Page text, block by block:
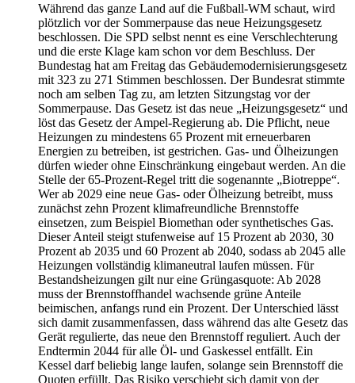
Während das ganze Land auf die Fußball-WM schaut, wird
plötzlich vor der Sommerpause das neue Heizungsgesetz
beschlossen. Die SPD selbst nennt es eine Verschlechterung
und die erste Klage kam schon vor dem Beschluss. Der
Bundestag hat am Freitag das Gebäudemodernisierungsgesetz
mit 323 zu 271 Stimmen beschlossen. Der Bundesrat stimmte
noch am selben Tag zu, am letzten Sitzungstag vor der
Sommerpause. Das Gesetz ist das neue „Heizungsgesetz“ und
löst das Gesetz der Ampel-Regierung ab. Die Pflicht, neue
Heizungen zu mindestens 65 Prozent mit erneuerbaren
Energien zu betreiben, ist gestrichen. Gas- und Ölheizungen
dürfen wieder ohne Einschränkung eingebaut werden. An die
Stelle der 65-Prozent-Regel tritt die sogenannte „Biotreppe“.
Wer ab 2029 eine neue Gas- oder Ölheizung betreibt, muss
zunächst zehn Prozent klimafreundliche Brennstoffe
einsetzen, zum Beispiel Biomethan oder synthetisches Gas.
Dieser Anteil steigt stufenweise auf 15 Prozent ab 2030, 30
Prozent ab 2035 und 60 Prozent ab 2040, sodass ab 2045 alle
Heizungen vollständig klimaneutral laufen müssen. Für
Bestandsheizungen gilt nur eine Grüngasquote: Ab 2028
muss der Brennstoffhandel wachsende grüne Anteile
beimischen, anfangs rund ein Prozent. Der Unterschied lässt
sich damit zusammenfassen, dass während das alte Gesetz das
Gerät regulierte, das neue den Brennstoff reguliert. Auch der
Endtermin 2044 für alle Öl- und Gaskessel entfällt. Ein
Kessel darf beliebig lange laufen, solange sein Brennstoff die
Quoten erfüllt. Das Risiko verschiebt sich damit von der